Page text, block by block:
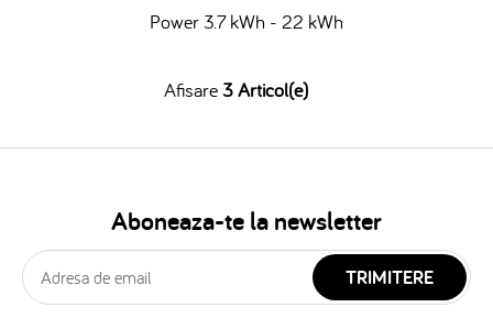
Power 3.7 kWh - 22 kWh
Afisare3 Articol(e)
Aboneaza-te la newsletter
TRIMITERE